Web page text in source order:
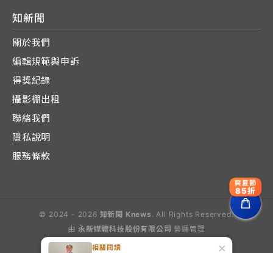
×
相關閱讀
知新聞
關於我們
編輯規範與申訴
得獎紀錄
攝影棚出租
聯絡我們
隱私說明
服務條款
© 2024 - 2026 知新聞 Knews . All Rights Reserved.
由 永新媒體科技股份有限公司 營運管理
Operated by E-Lite Media Co., Ltd.
爽夏節
85折